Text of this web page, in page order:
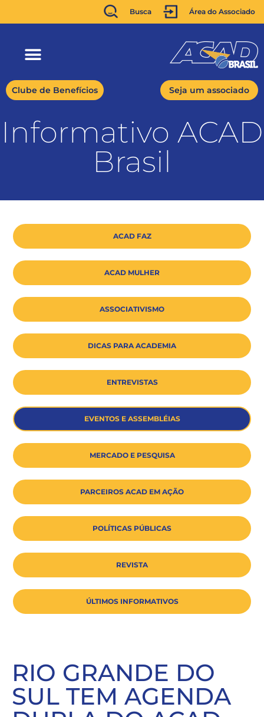
Busca Área do Associado
Clube de Benefícios Seja um associado
Informativo ACAD
Brasil
ACAD FAZ
ACAD MULHER
ASSOCIATIVISMO
DICAS PARA ACADEMIA
ENTREVISTAS
EVENTOS E ASSEMBLÉIAS
MERCADO E PESQUISA
PARCEIROS ACAD EM AÇÃO
POLÍTICAS PÚBLICAS
REVISTA
ÚLTIMOS INFORMATIVOS
RIO GRANDE DO
SUL TEM AGENDA